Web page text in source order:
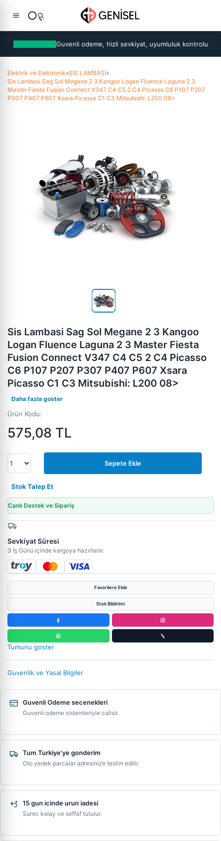
Guvenli odeme, hizli sevkiyat, uyumluluk kontrolu
Elektrik ve Elektronik»SIS LAMBASI»
Sis Lambasi Sag Sol Megane 2 3 Kangoo Logan Fluence Laguna 2 3
Master Fiesta Fusion Connect V347 C4 C5 2 C4 Picasso C6 P107 P207
P307 P407 P607 Xsara Picasso C1 C3 Mitsubishi: L200 08>
Sis Lambasi Sag Sol Megane 2 3 Kangoo
Logan Fluence Laguna 2 3 Master Fiesta
Fusion Connect V347 C4 C5 2 C4 Picasso
C6 P107 P207 P307 P407 P607 Xsara
Picasso C1 C3 Mitsubishi: L200 08>
Daha fazla goster
Ürün Kodu:
575,08 TL
Sepete Ekle
Stok Talep Et
Canlı Destek ve Sipariş
Sevkiyat Süresi
3 İş Günü içinde kargoya hazırlanır.
Favorilere Ekle
Stok Bildirimi
Tumunu goster
Guvenlik ve Yasal Bilgiler
Guvenli Odeme secenekleri
Guvenli odeme sistemleriyle calisir.
Tum Turkiye'ye gonderim
Oto yedek parcalar adresinize teslim edilir.
15 gun icinde urun iadesi
Surec kolay ve seffaf tutulur.